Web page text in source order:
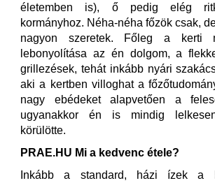
életemben is), ő pedig elég
kormányhoz. Néha-néha főzök csak,
nagyon szeretek. Főleg a kerti
lebonyolítása az én dolgom, a
grillezések, tehát inkább nyári
aki a kertben villoghat a
nagy ebédeket alapvetően a
ugyanakkor én is mindig
körülötte.
PRAE.HU Mi a kedvenc étele?
Inkább a standard, házi ízek a